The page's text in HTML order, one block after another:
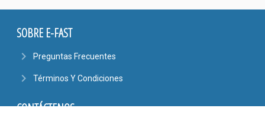
SOBRE E-FAST
navigate_next Preguntas Frecuentes
navigate_next Términos Y Condiciones
CONTÁCTENOS